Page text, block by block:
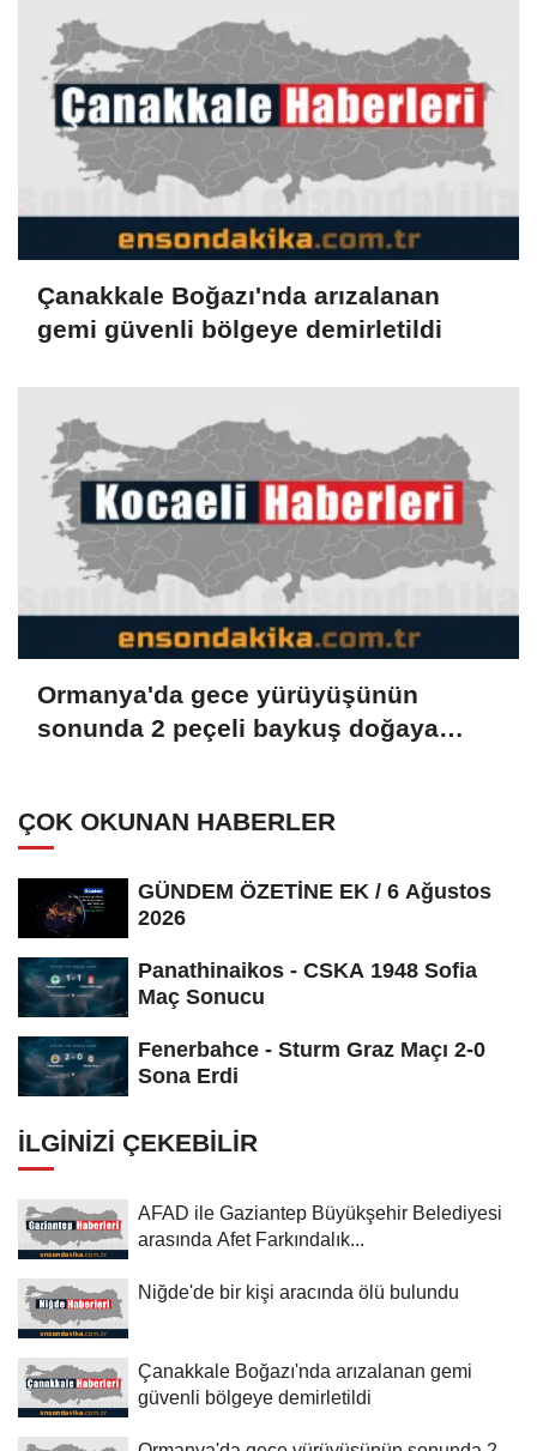
Çanakkale Boğazı'nda arızalanan
gemi güvenli bölgeye demirletildi
Ormanya'da gece yürüyüşünün
sonunda 2 peçeli baykuş doğaya
ÇOK OKUNAN HABERLER
GÜNDEM ÖZETİNE EK / 6 Ağustos
2026
Panathinaikos - CSKA 1948 Sofia
Maç Sonucu
Fenerbahce - Sturm Graz Maçı 2-0
Sona Erdi
İLGINIZI ÇEKEBILIR
AFAD ile Gaziantep Büyükşehir Belediyesi
arasında Afet Farkındalık...
Niğde'de bir kişi aracında ölü bulundu
Çanakkale Boğazı'nda arızalanan gemi
güvenli bölgeye demirletildi